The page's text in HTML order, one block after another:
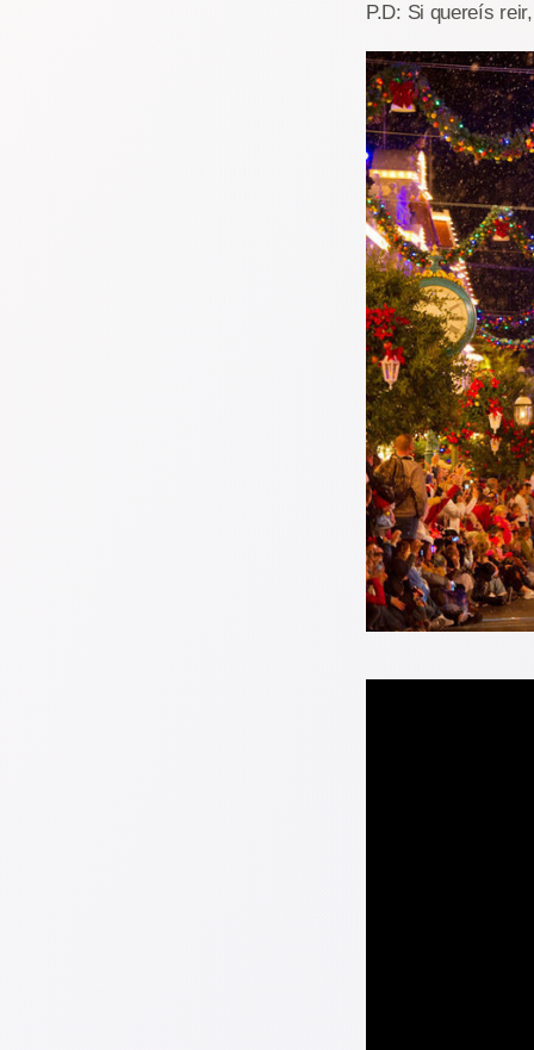
P.D: Si quereís